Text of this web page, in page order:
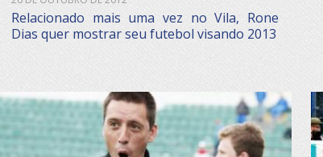
Relacionado mais uma vez no Vila, Rone
Dias quer mostrar seu futebol visando 2013